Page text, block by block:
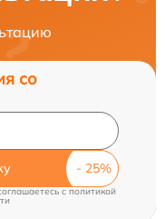
со
cполитикой